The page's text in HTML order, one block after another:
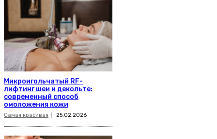
Микроигольчатый RF-
лифтинг шеи и декольте:
современный способ
омоложения кожи
Самая красивая 25.02.2026